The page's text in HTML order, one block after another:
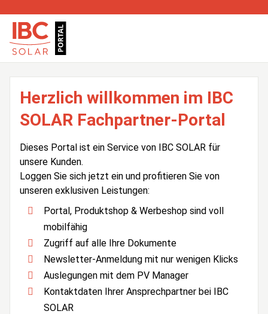
Herzlich willkommen im IBC
SOLAR Fachpartner-Portal
Dieses Portal ist ein Service von IBC SOLAR für
unsere Kunden.
Loggen Sie sich jetzt ein und profitieren Sie von
unseren exklusiven Leistungen:
Portal, Produktshop & Werbeshop sind voll
mobilfähig
Zugriff auf alle Ihre Dokumente
Newsletter-Anmeldung mit nur wenigen Klicks
Auslegungen mit dem PV Manager
Kontaktdaten Ihrer Ansprechpartner bei IBC
SOLAR